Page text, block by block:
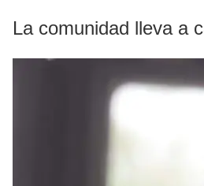
La comunidad lleva a